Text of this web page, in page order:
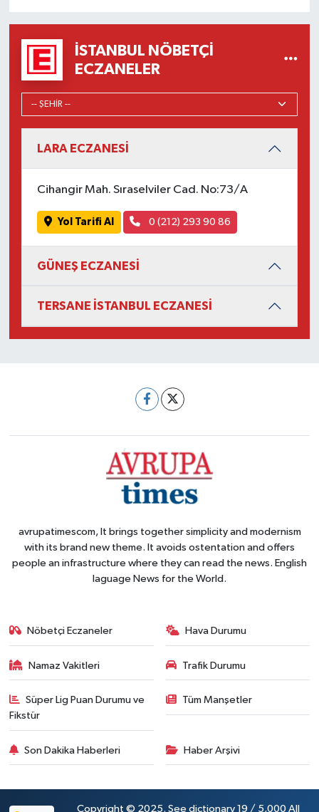
İSTANBUL NÖBETÇI
ECZANELER
LARA ECZANESİ
Cihangir Mah. Sıraselviler Cad. No:73/A
Yol Tarifi Al 0 (212) 293 90 86
GÜNEŞ ECZANESİ
TERSANE İSTANBUL ECZANESİ
avrupatimescom, It brings together simplicity and modernism
with its brand new theme. It avoids ostentation and offers
people an infrastructure where they can read the news. English
laguage News for the World.
Nöbetçi Eczaneler Hava Durumu
Namaz Vakitleri Trafik Durumu
Süper Lig Puan Durumu ve
Fikstür
Tüm Manşetler
Son Dakika Haberleri Haber Arşivi
Copyright © 2025. See dictionary 19 / 5,000 All